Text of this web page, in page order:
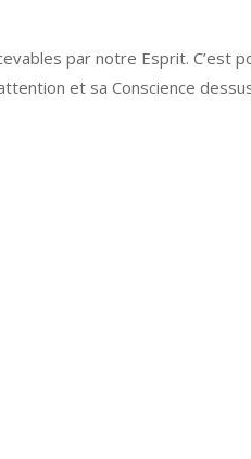
par notre Esprit. C’est
et sa Conscience